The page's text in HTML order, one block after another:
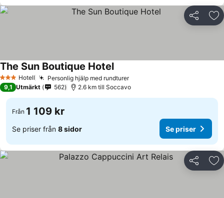
Dela
3 StjärnorHotell Personlig hjälp med rundturerSe priser
The Sun Boutique HotelSe priser
9,1 Utmärkt 562 2.6 km till Soccavo
Från 1 109 kr
Se priser från 8 sidor Se priser
Dela